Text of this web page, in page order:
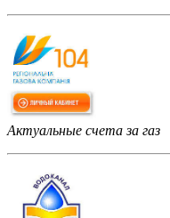
Актуальные счета за газ